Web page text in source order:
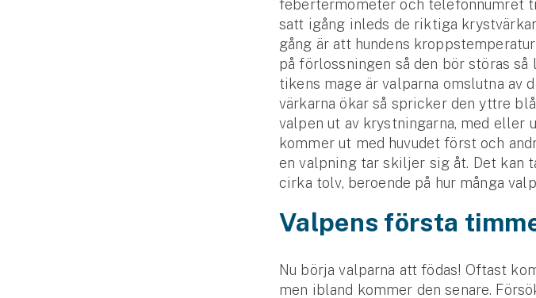
febertermometer och telefonnumret
satt igång inleds de riktiga
gång är att hundens
på förlossningen så den bör störas
tikens mage är valparna omslutna av
värkarna ökar så spricker den yttre
valpen ut av krystningarna, med eller
kommer ut med huvudet först och
en valpning tar skiljer sig åt. Det kan
cirka tolv, beroende på hur många
Valpens första
Nu börja valparna att födas! Oftast
men ibland kommer den senare.